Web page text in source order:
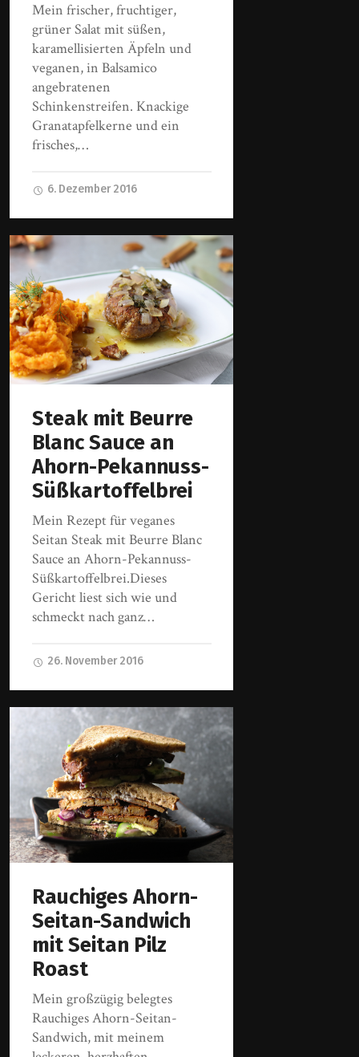
Mein frischer, fruchtiger,
grüner Salat mit süßen,
karamellisierten Äpfeln und
veganen, in Balsamico
angebratenen
Schinkenstreifen. Knackige
Granatapfelkerne und ein
frisches,…
6. Dezember 2016
Steak mit Beurre
Blanc Sauce an
Ahorn-Pekannuss-
Süßkartoffelbrei
Mein Rezept für veganes
Seitan Steak mit Beurre Blanc
Sauce an Ahorn-Pekannuss-
Süßkartoffelbrei.Dieses
Gericht liest sich wie und
schmeckt nach ganz…
26. November 2016
Rauchiges Ahorn-
Seitan-Sandwich
mit Seitan Pilz
Roast
Mein großzügig belegtes
Rauchiges Ahorn-Seitan-
Sandwich, mit meinem